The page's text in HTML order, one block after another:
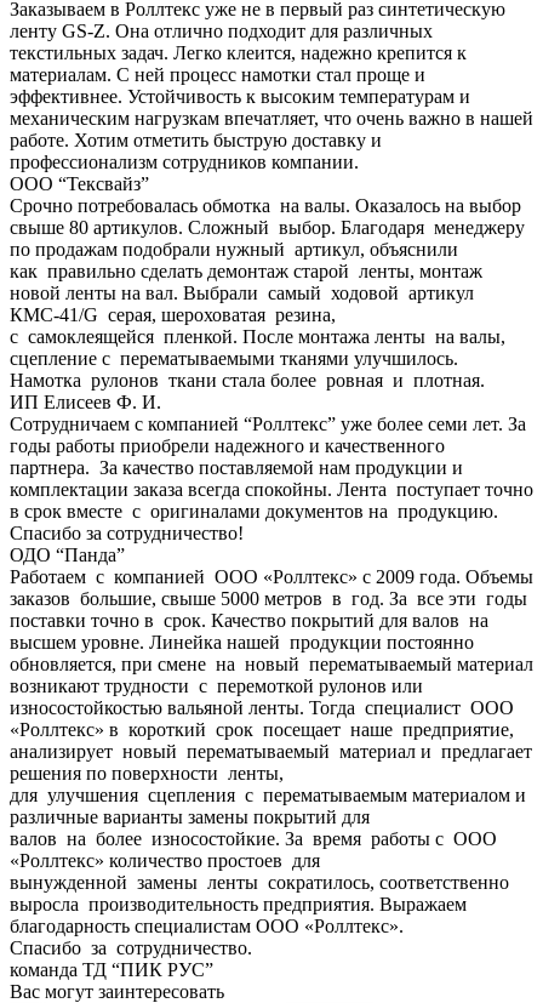
Заказываем в Роллтекс уже не в первый раз синтетическую
ленту GS-Z. Она отлично подходит для различных
текстильных задач. Легко клеится, надежно крепится к
материалам. С ней процесс намотки стал проще и
эффективнее. Устойчивость к высоким температурам и
механическим нагрузкам впечатляет, что очень важно в нашей
работе. Хотим отметить быструю доставку и
профессионализм сотрудников компании.
ООО “Тексвайз”
Срочно потребовалась обмотка на валы. Оказалось на выбор
свыше 80 артикулов. Сложный выбор. Благодаря менеджеру
по продажам подобрали нужный артикул, объяснили
как правильно сделать демонтаж старой ленты, монтаж
новой ленты на вал. Выбрали самый ходовой артикул
КМС-41/G серая, шероховатая резина,
с самоклеящейся пленкой. После монтажа ленты на валы,
сцепление с перематываемыми тканями улучшилось.
Намотка рулонов ткани стала более ровная и плотная.
ИП Елисеев Ф. И.
Сотрудничаем с компанией “Роллтекс” уже более семи лет. За
годы работы приобрели надежного и качественного
партнера. За качество поставляемой нам продукции и
комплектации заказа всегда спокойны. Лента поступает точно
в срок вместе с оригиналами документов на продукцию.
Спасибо за сотрудничество!
ОДО “Панда”
Работаем с компанией ООО «Роллтекс» с 2009 года. Объемы
заказов большие, свыше 5000 метров в год. За все эти годы
поставки точно в срок. Качество покрытий для валов на
высшем уровне. Линейка нашей продукции постоянно
обновляется, при смене на новый перематываемый материал
возникают трудности с перемоткой рулонов или
износостойкостью вальяной ленты. Тогда специалист ООО
«Роллтекс» в короткий срок посещает наше предприятие,
анализирует новый перематываемый материал и предлагает
решения по поверхности ленты,
для улучшения сцепления с перематываемым материалом и
различные варианты замены покрытий для
валов на более износостойкие. За время работы с ООО
«Роллтекс» количество простоев для
вынужденной замены ленты сократилось, соответственно
выросла производительность предприятия. Выражаем
благодарность специалистам ООО «Роллтекс».
Спасибо за сотрудничество.
команда ТД “ПИК РУС”
Вас могут заинтересовать